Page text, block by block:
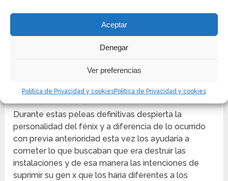
Aceptar
Denegar
Ver preferencias
Politica de Privacidad y cookiesPolitica de Privacidad y cookies
Durante estas peleas definitivas despierta la
personalidad del fénix y a diferencia de lo ocurrido
con previa anterioridad esta vez los ayudaría a
cometer lo que buscaban que era destruir las
instalaciones y de esa manera las intenciones de
suprimir su gen x que los haría diferentes a los